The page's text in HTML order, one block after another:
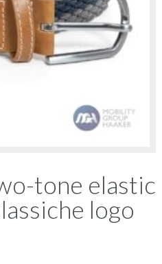
tone elastic
logo